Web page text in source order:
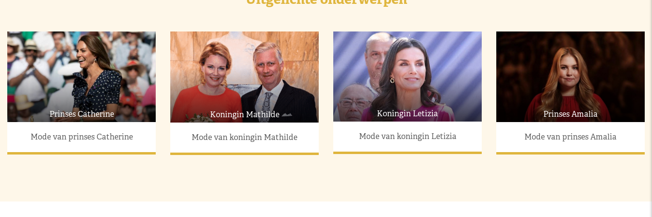
Prinses Catherine
Mode van prinses Catherine
Koningin Mathilde
Mode van koningin Mathilde
Koningin Letizia
Mode van koningin Letizia
Prinses Amalia
Mode van prinses Amalia